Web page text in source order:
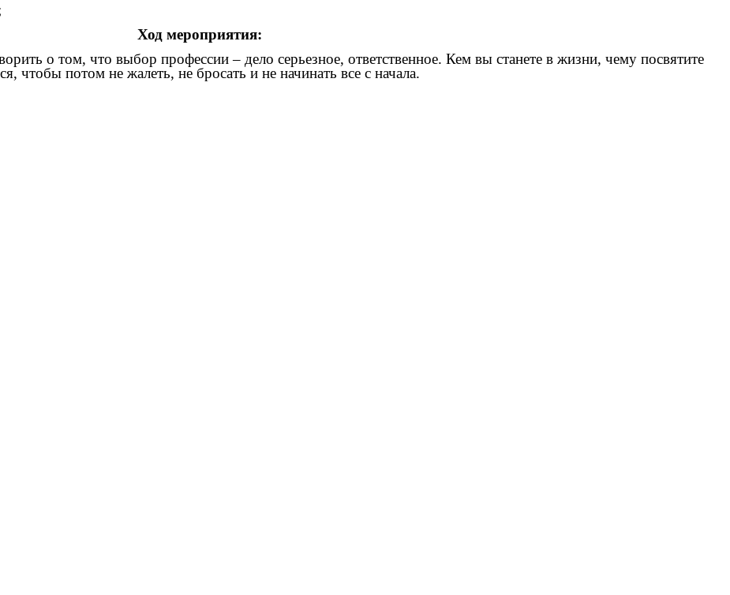
Ход мероприятия:
о том, что выбор профессии – дело серьезное, ответственное. Кем вы станете в жизни, чему посвятите
чтобы потом не жалеть, не бросать и не начинать все с начала.